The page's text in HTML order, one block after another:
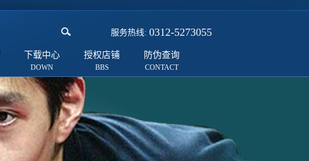
服务热线: 0312-5273055
下载中心 授权店铺 防伪查询